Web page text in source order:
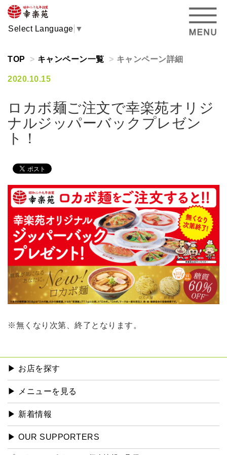
Select Language ▼
TOP キャンペーン一覧 キャンペーン詳細
2020.10.15
ロカボ麺ご注文で幸楽苑オリジ
ナルジッパーバックプレゼン
ト！
※無くなり次第、終了となります。
▶︎ お店を探す
▶︎ メニューを見る
▶︎ 新着情報
▶︎ OUR SUPPORTERS